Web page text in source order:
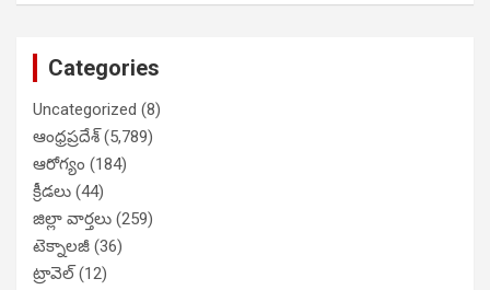
Categories
Uncategorized (8)
ఆంధ్రప్రదేశ్(5,789)
ఆరోగ్యం (184)
క్రీడలు (44)
జిల్లా వార్తలు (259)
టెక్నాలజీ (36)
ట్రావెల్(12)